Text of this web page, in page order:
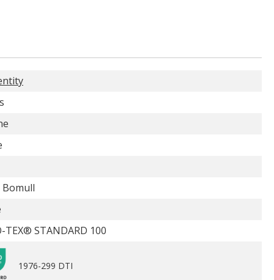
Bomull
TEX® STANDARD 100
1976-299 DTI